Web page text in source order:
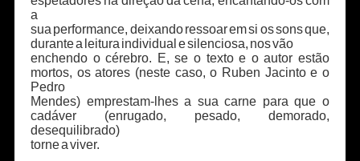
a
sua performance, deixando ressoar em si os sons que,
durante a leitura individual e silenciosa, nos vão
enchendo o cérebro. E, se o texto e o autor estão
mortos, os atores (neste caso, o Ruben Jacinto e o
Pedro
Mendes) emprestam-lhes a sua carne para que o
cadáver (enrugado, pesado, demorado,
desequilibrado)
torne a viver.